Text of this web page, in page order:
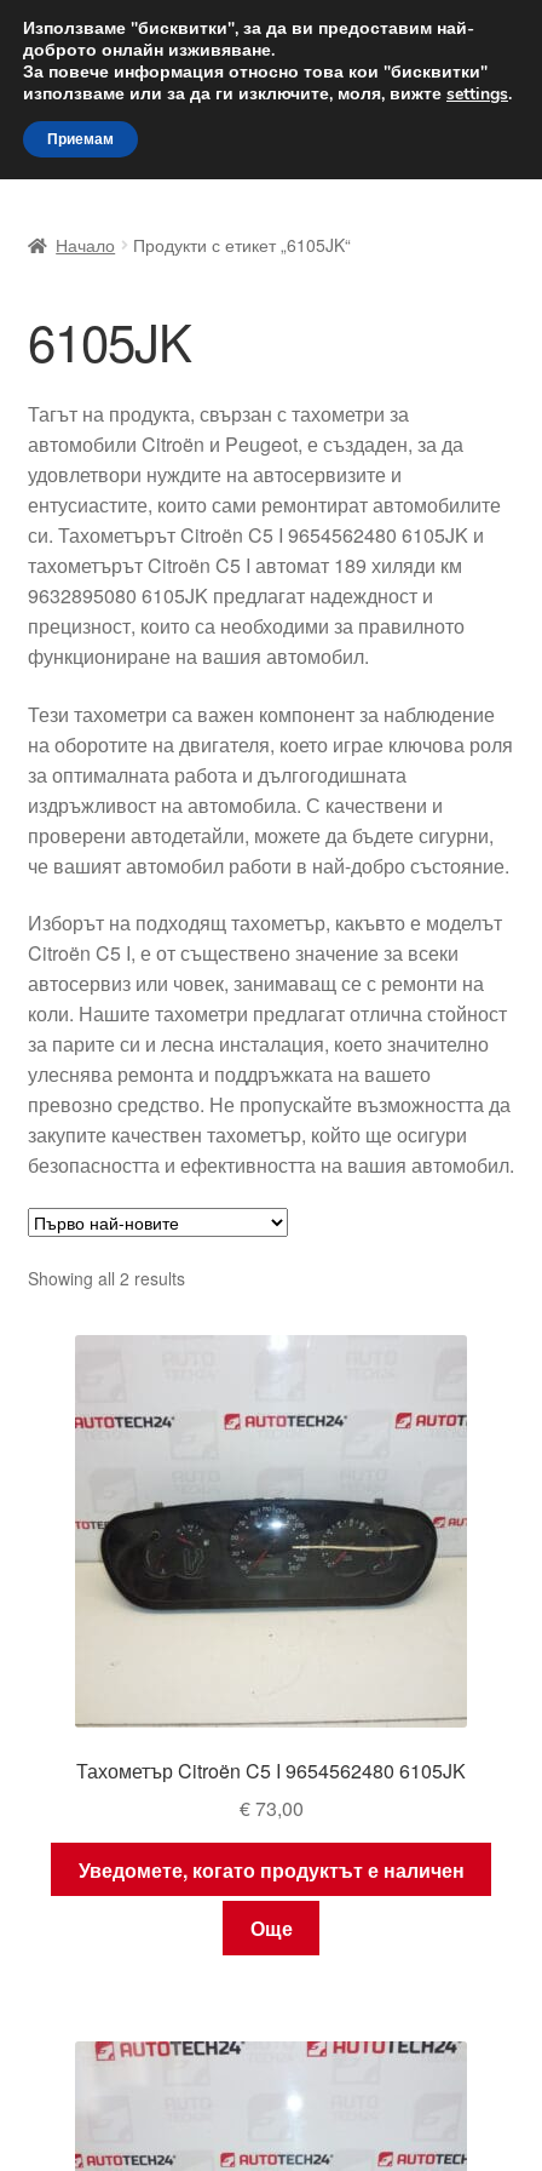
ДОСТАВКА от 12 лв.
Доставка по целия свят
Skip
to
navigation
Skip
to
content
Доставка по целия свят
Жалби
Количка
Контакт
Моята сметка
Плащанията
Политика за поверителност
Правила и условия
Процедура за рекламации
Транспорт
Начало Продукти с етикет „6105JK“
6105JK
Тагът на продукта, свързан с тахометри за
автомобили Citroën и Peugeot, е създаден, за да
удовлетвори нуждите на автосервизите и
ентусиастите, които сами ремонтират автомобилите
си. Тахометърът Citroën C5 I 9654562480 6105JK и
тахометърът Citroën C5 I автомат 189 хиляди км
9632895080 6105JK предлагат надеждност и
прецизност, които са необходими за правилното
функциониране на вашия автомобил.
Тези тахометри са важен компонент за наблюдение
на оборотите на двигателя, което играе ключова роля
за оптималната работа и дългогодишната
издръжливост на автомобила. С качествени и
проверени автодетайли, можете да бъдете сигурни,
че вашият автомобил работи в най-добро състояние.
Изборът на подходящ тахометър, какъвто е моделът
Citroën C5 I, е от съществено значение за всеки
автосервиз или човек, занимаващ се с ремонти на
коли. Нашите тахометри предлагат отлична стойност
за парите си и лесна инсталация, което значително
улеснява ремонта и поддръжката на вашето
превозно средство. Не пропускайте възможността да
закупите качествен тахометър, който ще осигури
безопасността и ефективността на вашия автомобил.
Showing all 2 resultsSorted
latest
Тахометър Citroën C5 I 9654562480 6105JK
€73,00
Уведомете, когато продуктът е наличен
Още
Използваме "бисквитки", за да ви предоставим най-
доброто онлайн изживяване.
За повече информация относно това кои "бисквитки"
използваме или за да ги изключите, моля, вижте settings.
Приемам